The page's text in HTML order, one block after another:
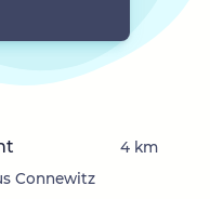
Connewitz
4 km